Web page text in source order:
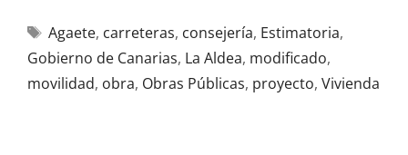
Agaete, carreteras, consejería, Estimatoria,
Gobierno de Canarias, La Aldea, modificado,
movilidad, obra, Obras Públicas, proyecto, Vivienda